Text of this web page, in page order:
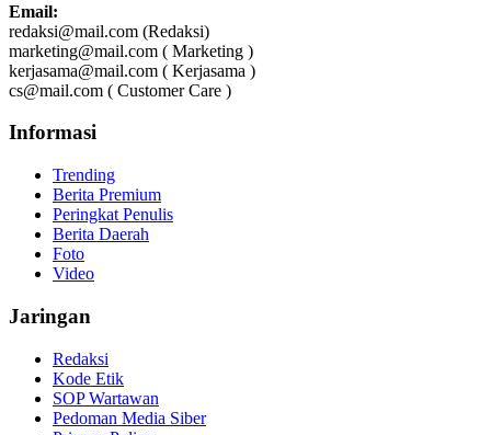
Email:
redaksi@mail.com (Redaksi)
marketing@mail.com ( Marketing )
kerjasama@mail.com ( Kerjasama )
cs@mail.com ( Customer Care )
Informasi
Trending
Berita Premium
Peringkat Penulis
Berita Daerah
Foto
Video
Jaringan
Redaksi
Kode Etik
SOP Wartawan
Pedoman Media Siber